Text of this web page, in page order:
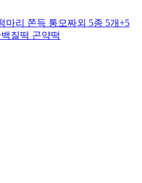
마리 쫀득 통모짜외 5종 5개+5
질떡 곤약떡